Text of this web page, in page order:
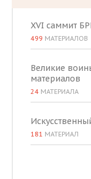
XVI саммит
499 МАТЕРИАЛОВ
Великие
материалов
24 МАТЕРИАЛА
181 МАТЕРИАЛ